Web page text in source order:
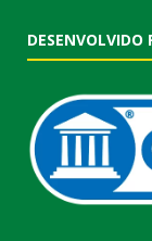
DESENVOLVIDO